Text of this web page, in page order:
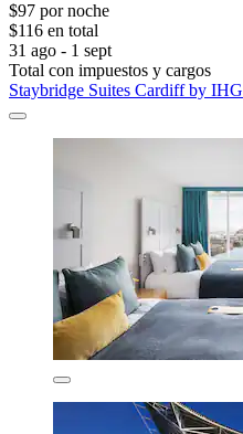
$97 por noche
$116 en total
31 ago - 1 sept
Total con impuestos y cargos
Staybridge Suites Cardiff by IHG